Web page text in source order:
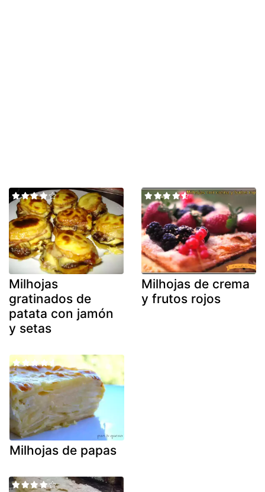
Milhojas
gratinados de
patata con jamón
y setas
Milhojas de crema
y frutos rojos
Milhojas de papas